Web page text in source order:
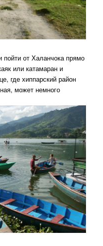
от Халанчока прямо
или катамаран и
где хиппарский район
может немного